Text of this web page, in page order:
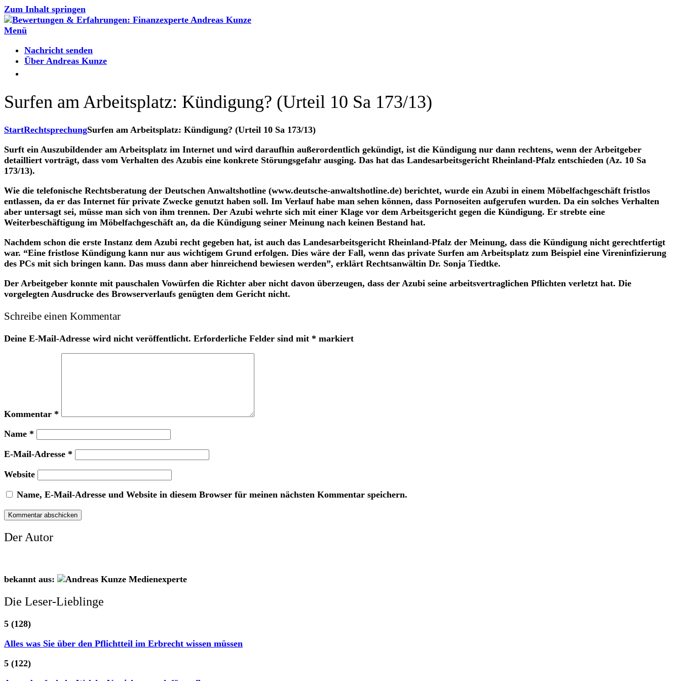
Zum Inhalt springen
Menü
Nachricht senden
Über Andreas Kunze
Surfen am Arbeitsplatz: Kündigung? (Urteil 10 Sa 173/13)
StartRechtsprechungSurfen am Arbeitsplatz: Kündigung? (Urteil 10 Sa 173/13)
Surft ein Auszubildender am Arbeitsplatz im Internet und wird daraufhin außerordentlich gekündigt, ist die Kündigung nur dann rechtens, wenn der Arbeitgeber
detailliert vorträgt, dass vom Verhalten des Azubis eine konkrete Störungsgefahr ausging. Das hat das Landesarbeitsgericht Rheinland-Pfalz entschieden (Az. 10 Sa
173/13).
Wie die telefonische Rechtsberatung der Deutschen Anwaltshotline (www.deutsche-anwaltshotline.de) berichtet, wurde ein Azubi in einem Möbelfachgeschäft fristlos
entlassen, da er das Internet für private Zwecke genutzt haben soll. Im Verlauf habe man sehen können, dass Pornoseiten aufgerufen wurden. Da ein solches Verhalten
aber untersagt sei, müsse man sich von ihm trennen. Der Azubi wehrte sich mit einer Klage vor dem Arbeitsgericht gegen die Kündigung. Er strebte eine
Weiterbeschäftigung im Möbelfachgeschäft an, da die Kündigung seiner Meinung nach keinen Bestand hat.
Nachdem schon die erste Instanz dem Azubi recht gegeben hat, ist auch das Landesarbeitsgericht Rheinland-Pfalz der Meinung, dass die Kündigung nicht gerechtfertigt
war. “Eine fristlose Kündigung kann nur aus wichtigem Grund erfolgen. Dies wäre der Fall, wenn das private Surfen am Arbeitsplatz zum Beispiel eine Vireninfizierung
des PCs mit sich bringen kann. Das muss dann aber hinreichend bewiesen werden”, erklärt Rechtsanwältin Dr. Sonja Tiedtke.
Der Arbeitgeber konnte mit pauschalen Vowürfen die Richter aber nicht davon überzeugen, dass der Azubi seine arbeitsvertraglichen Pflichten verletzt hat. Die
vorgelegten Ausdrucke des Browserverlaufs genügten dem Gericht nicht.
Schreibe einen Kommentar
Deine E-Mail-Adresse wird nicht veröffentlicht. Erforderliche Felder sind mit * markiert
Kommentar *
Name *
E-Mail-Adresse *
Website
Name, E-Mail-Adresse und Website in diesem Browser für meinen nächsten Kommentar speichern.
Der Autor
bekannt aus:
Die Leser-Lieblinge
5 (128)
Alles was Sie über den Pflichtteil im Erbrecht wissen müssen
5 (122)